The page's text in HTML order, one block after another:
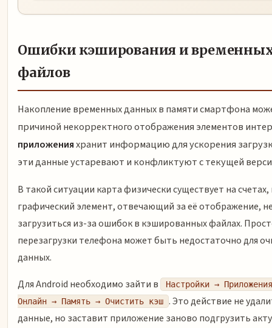
Ошибки кэширования и
файлов
Накопление временных данных в памяти смартфона
причиной некорректного отображения элементов
приложенияхранит информацию для ускорения
эти данные устаревают и конфликтуют с текущей
В такой ситуации карта физически существует на счетах,
графический элемент, отвечающий за её отображение,
загрузиться из-за ошибок в кэшированных файлах.
перезагрузки телефона может быть недостаточно для
данных.
Для Android необходимо зайти в
Настройки →
Онлайн → Память → Очистить кэш . Это действие не
данные, но заставит приложение заново подгрузить